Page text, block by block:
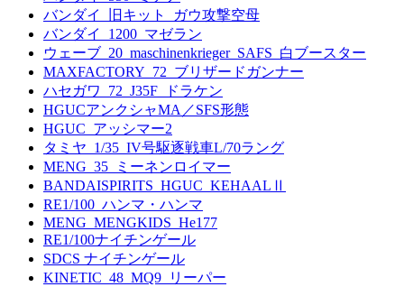
バンダイ_旧キット_ガウ攻撃空母
バンダイ_1200_マゼラン
ウェーブ_20_maschinenkrieger_SAFS_白ブースター
MAXFACTORY_72_ブリザードガンナー
ハセガワ_72_J35F_ドラケン
HGUCアンクシャMA／SFS形態
HGUC_アッシマー2
タミヤ_1/35_IV号駆逐戦車L/70ラング
MENG_35_ミーネンロイマー
BANDAISPIRITS_HGUC_KEHAALⅡ
RE1/100_ハンマ・ハンマ
MENG_MENGKIDS_He177
RE1/100ナイチンゲール
SDCS ナイチンゲール
KINETIC_48_MQ9_リーパー